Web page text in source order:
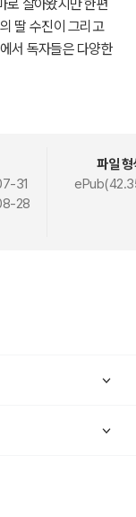
로 살아왔지만 한편
딸 수진이 그리고
서 독자들은 다양한
31
28
파일 형